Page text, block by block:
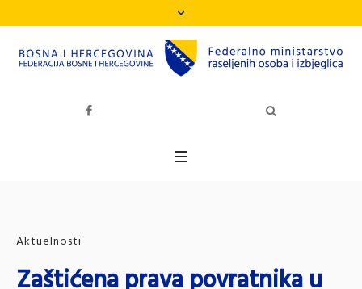
Aktuelnosti
Zaštićena prava povratnika u